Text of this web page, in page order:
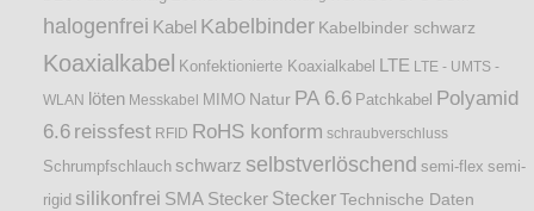
halogenfrei Kabel Kabelbinder Kabelbinder schwarz
Koaxialkabel Konfektionierte Koaxialkabel LTE LTE - UMTS -
WLAN löten Messkabel MIMO Natur PA 6.6 Patchkabel Polyamid
6.6 reissfest RFID RoHS konform schraubverschluss
Schrumpfschlauch schwarz selbstverlöschend semi-flex semi-
rigid silikonfrei SMA Stecker Stecker Technische Daten